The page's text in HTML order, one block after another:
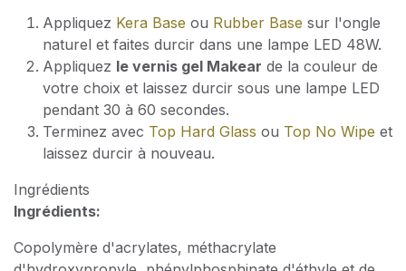
Appliquez Kera Base ou Rubber Base sur l'ongle
naturel et faites durcir dans une lampe LED 48W.
Appliquez le vernis gel Makear de la couleur de
votre choix et laissez durcir sous une lampe LED
pendant 30 à 60 secondes.
Terminez avec Top Hard Glass ou Top No Wipe et
laissez durcir à nouveau.
Ingrédients
Ingrédients:
Copolymère d'acrylates, méthacrylate